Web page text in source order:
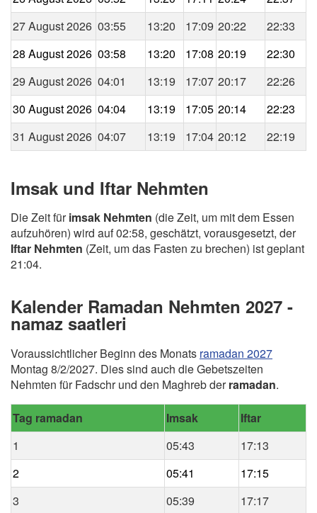
27 August 2026 03:55 13:20 17:09 20:22
22:33
28 August 2026 03:58 13:20 17:08 20:19
22:30
29 August 2026 04:01 13:19 17:07 20:17
22:26
30 August 2026 04:04 13:19 17:05 20:14
22:23
31 August 2026 04:07 13:19 17:04 20:12 22:19
Imsak und Iftar Nehmten
Die Zeit fürimsak Nehmten (die Zeit, um mit dem Essen
aufzuhören) wird auf 02:58, geschätzt, vorausgesetzt, der
Iftar Nehmten (Zeit, um das Fasten zu brechen) ist geplant
21:04.
Kalender Ramadan Nehmten 2027 -
namaz saatleri
Voraussichtlicher Beginn des Monats ramadan 2027
Montag 8/2/2027. Dies sind auch die Gebetszeiten
Nehmten für Fadschr und den Maghreb derramadan.
Tag ramadan Imsak
Iftar
1
05:43
17:13
2
05:41
17:15
3
05:39
17:17